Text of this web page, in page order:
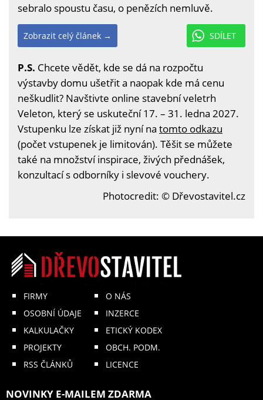
sebralo spoustu času, o penězích nemluvě.
SDÍLET
Zobrazit celý článek →
P.S. Chcete vědět, kde se dá na rozpočtu
výstavby domu ušetřit a naopak kde má cenu
neškudlit? Navštivte online stavební veletrh
Veleton, který se uskuteční 17. – 31. ledna 2027.
Vstupenku lze získat již nyní na tomto odkazu
(počet vstupenek je limitován). Těšit se můžete
také na množství inspirace, živých přednášek,
konzultací s odborníky i slevové vouchery.
Photocredit: © Dřevostavitel.cz
FIRMY
OSOBNÍ ÚDAJE
KALKULAČKY
PROJEKTY
RSS ČLÁNKŮ
O NÁS
INZERCE
ETICKÝ KODEX
OBCH. PODM.
LICENCE
NOVINKY E-MAILEM ZDARMA